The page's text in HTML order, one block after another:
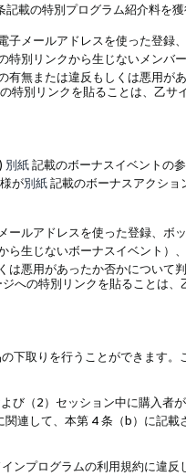
記載の特別プログラム紹介料を獲
メールアドレスを使った登録
別リンクから生じないメンバ
無または違反もしくは悪用が
特別リンクを貼ることは、乙
別紙記載のボーナスイベントの
が別紙記載のボーナスアクショ
ルアドレスを使った登録、ボ
生じないボーナスイベント）
悪用があったか否かについて判
への特別リンクを貼ることは
下取りを行うことができます
（2）セッション中に購入者
連して、本第 4 条（b）に記載
ンプログラムの利用規約に違